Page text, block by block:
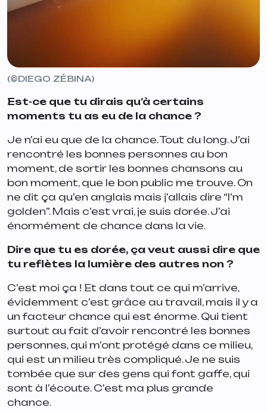
(©DIEGO ZÉBINA)
Est-ce que tu dirais qu’à certains
moments tu as eu de la chance ?
Je n’ai eu que de la chance. Tout du long. J’ai
rencontré les bonnes personnes au bon
moment, de sortir les bonnes chansons au
bon moment, que le bon public me trouve. On
ne dit ça qu’en anglais mais j’allais dire “I’m
golden”. Mais c’est vrai, je suis dorée. J’ai
énormément de chance dans la vie.
Dire que tu es dorée, ça veut aussi dire que
tu reflètes la lumière des autres non ?
C’est moi ça ! Et dans tout ce qui m’arrive,
évidemment c’est grâce au travail, mais il y a
un facteur chance qui est énorme. Qui tient
surtout au fait d’avoir rencontré les bonnes
personnes, qui m’ont protégé dans ce milieu,
qui est un milieu très compliqué. Je ne suis
tombée que sur des gens qui font gaffe, qui
sont à l’écoute. C’est ma plus grande
chance.